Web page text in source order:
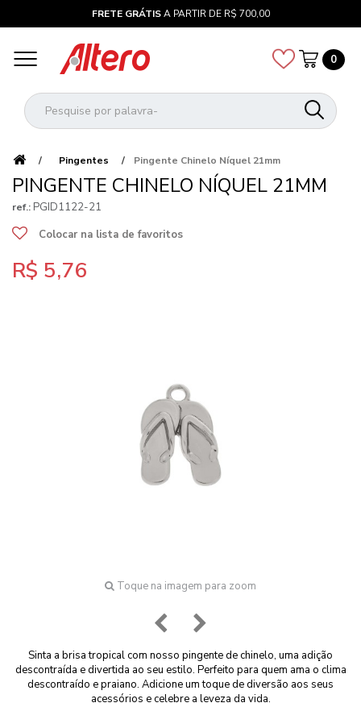
FRETE GRÁTISA PARTIR DE R$ 700,00
0
Pingentes Pingente Chinelo Níquel 21mm
PINGENTE CHINELO NÍQUEL 21MM
ref.: PGID1122-21
Colocar na lista de favoritos
R$ 5,76
Toque na imagem para zoom
Sinta a brisa tropical com nosso pingente de chinelo, uma adição
descontraída e divertida ao seu estilo. Perfeito para quem ama o clima
descontraído e praiano. Adicione um toque de diversão aos seus
acessórios e celebre a leveza da vida.